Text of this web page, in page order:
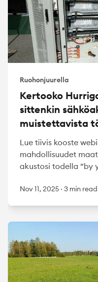
Ruohonjuurella
Kertooko
sittenkin
muistettavista
Lue tiivis kooste
mahdollisuudet
akustosi todella “by
Nov 11, 2025 · 3 min read